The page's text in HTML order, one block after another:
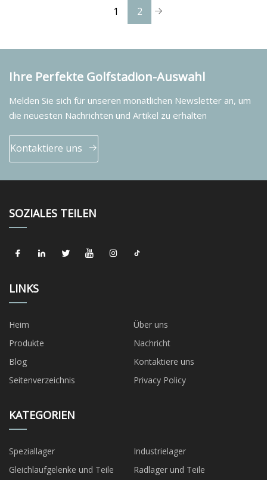
1 2
Ihre Perfekte Golfstadion-Auswahl
Melden Sie sich für unseren monatlichen Newsletter an, um
die neuesten Nachrichten und Artikel zu erhalten
Kontaktiere uns
SOZIALES TEILEN
LINKS
Heim
Über uns
Produkte
Nachricht
Blog
Kontaktiere uns
Seitenverzeichnis
Privacy Policy
KATEGORIEN
Speziallager
Industrielager
Gleichlaufgelenke und Teile
Radlager und Teile